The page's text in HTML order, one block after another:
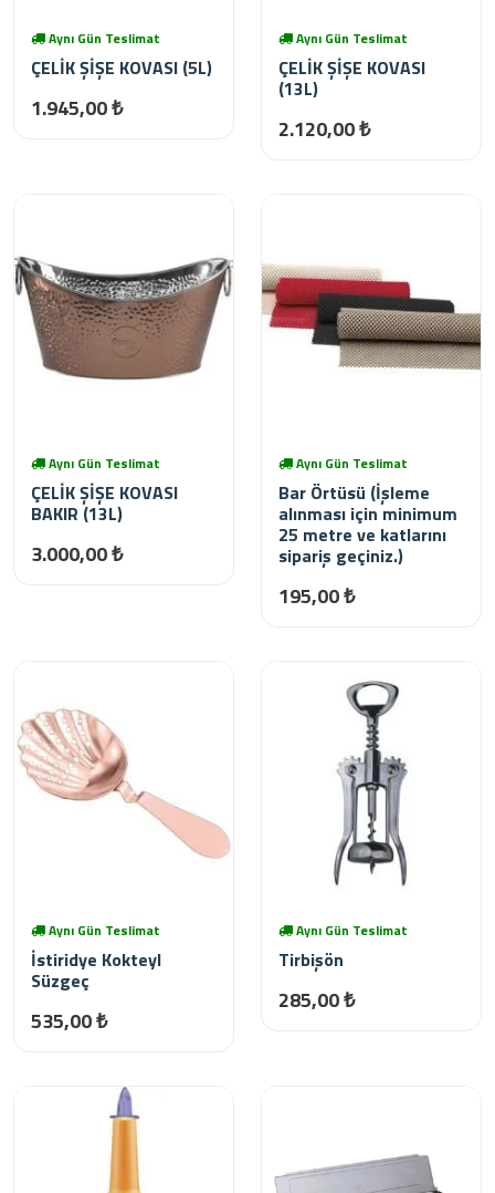
Aynı Gün Teslimat
ÇELİK ŞİŞE KOVASI (5L)
1.945,00 ₺
Aynı Gün Teslimat
ÇELİK ŞİŞE KOVASI
(13L)
2.120,00 ₺
Aynı Gün Teslimat
ÇELİK ŞİŞE KOVASI
BAKIR (13L)
3.000,00 ₺
Aynı Gün Teslimat
Bar Örtüsü (İşleme
alınması için minimum
25 metre ve katlarını
sipariş geçiniz.)
195,00 ₺
Aynı Gün Teslimat
İstiridye Kokteyl
Süzgeç
535,00 ₺
Aynı Gün Teslimat
Tirbişön
285,00 ₺